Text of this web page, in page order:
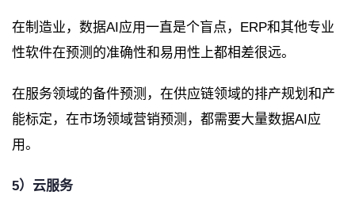
在制造业，数据AI应用一直是个盲点，ERP和其他专业
性软件在预测的准确性和易用性上都相差很远。
在服务领域的备件预测，在供应链领域的排产规划和产
能标定，在市场领域营销预测，都需要大量数据AI应
用。
5）云服务